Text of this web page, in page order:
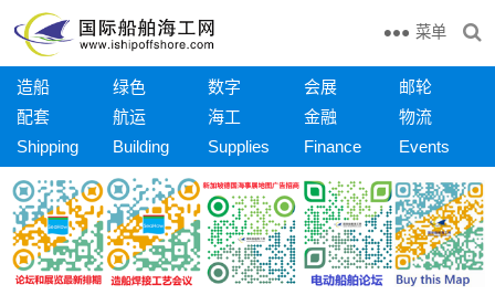
菜单
造船 绿色 数字 会展
邮轮
配套
航运 海工 金融
物流
Shipping
Building Supplies Finance Events